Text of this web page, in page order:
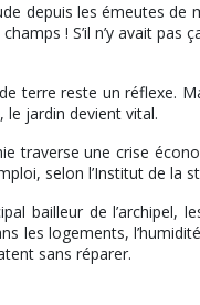
depuis les émeutes
! S’il n’y avait
terre reste un réflexe.
le jardin devient vital.
traverse une crise
selon l’Institut de la
bailleur de l’archipel,
les logements,
sans réparer.